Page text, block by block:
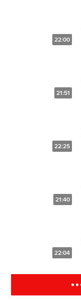
22:00
21:51
22:25
21:40
22:04